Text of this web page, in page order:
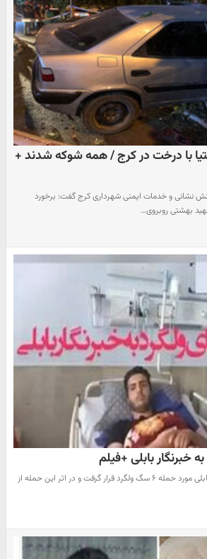
با درخت در کرج / همه شوکه شدند +
نشانی و خدمات ایمنی شهرداری کرج گفت: برخورد
بهشتی روبروی…
«جواد حیدری» فعال رسانه بابلی مورد حمله ۶ سگ ولگرد قرار گرفت و در اثر این حمله از